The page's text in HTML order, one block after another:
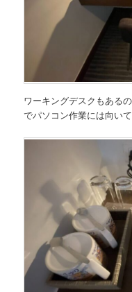
ワーキングデスクもある
でパソコン作業には向いて